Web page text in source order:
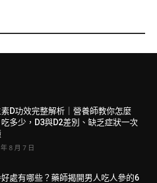
D功效完整解析｜營養師教你怎麼
多少，D3與D2差別、缺乏症狀一次
8 月 7 日
好處有哪些？藥師揭開男人吃人參的6